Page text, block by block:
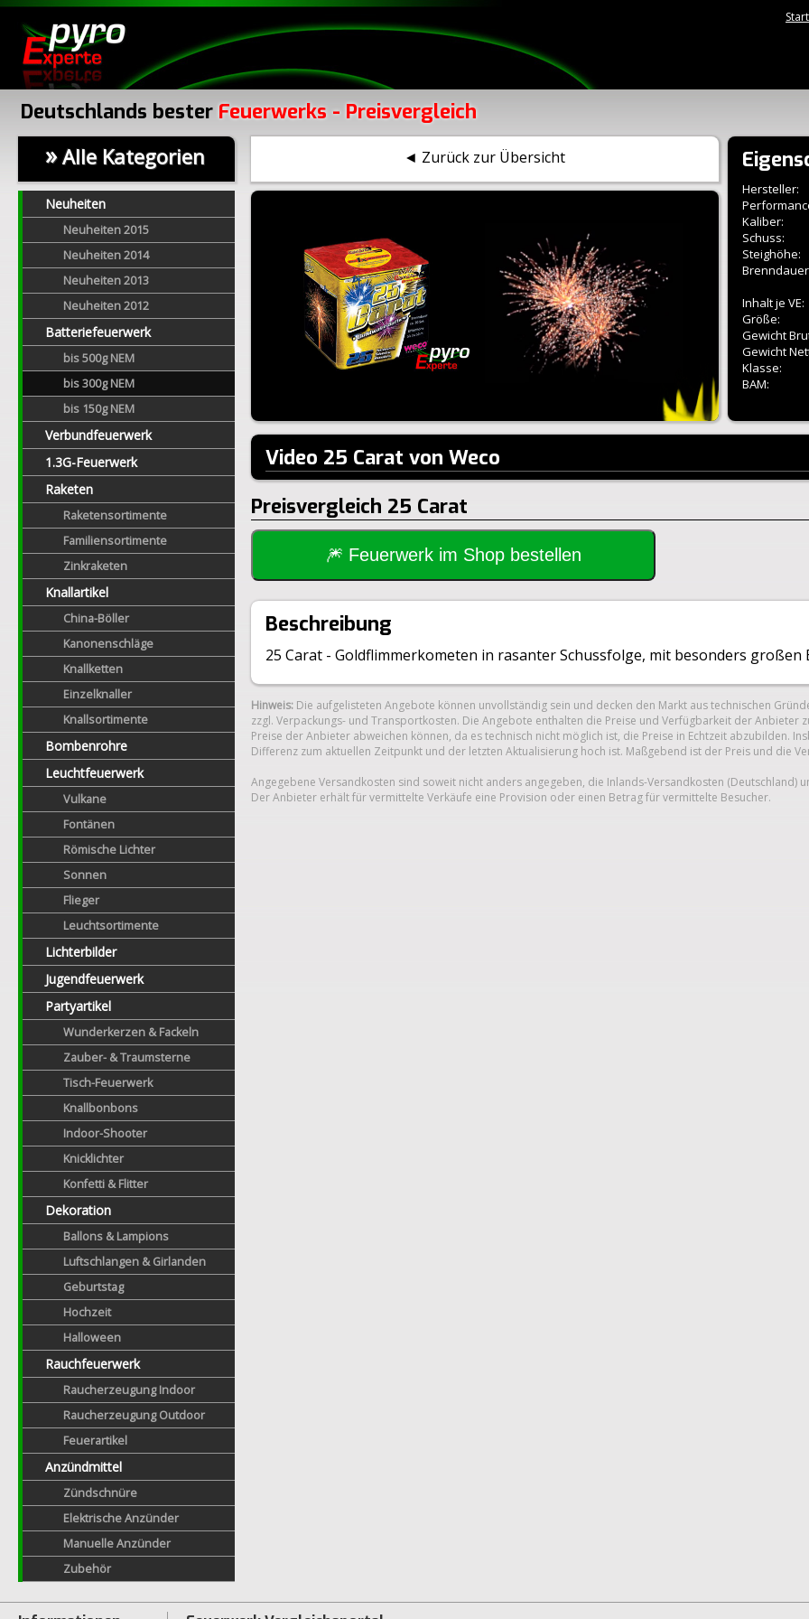
Deutschlands bester Feuerwerks - Preisvergleich
»Alle Kategorien
Neuheiten
Neuheiten 2015
Neuheiten 2014
Neuheiten 2013
Neuheiten 2012
Batteriefeuerwerk
bis 500g NEM
bis 300g NEM
bis 150g NEM
Verbundfeuerwerk
1.3G-Feuerwerk
Raketen
Raketensortimente
Familiensortimente
Zinkraketen
Knallartikel
China-Böller
Kanonenschläge
Knallketten
Einzelknaller
Knallsortimente
Bombenrohre
Leuchtfeuerwerk
Vulkane
Fontänen
Römische Lichter
Sonnen
Flieger
Leuchtsortimente
Lichterbilder
Jugendfeuerwerk
Partyartikel
Wunderkerzen & Fackeln
Zauber- & Traumsterne
Tisch-Feuerwerk
Knallbonbons
Indoor-Shooter
Knicklichter
Konfetti & Flitter
Dekoration
Ballons & Lampions
Luftschlangen & Girlanden
Geburtstag
Hochzeit
Halloween
Rauchfeuerwerk
Raucherzeugung Indoor
Raucherzeugung Outdoor
Feuerartikel
Anzündmittel
Zündschnüre
Elektrische Anzünder
Manuelle Anzünder
Zubehör
◄ Zurück zur Übersicht
Hersteller:
Kaliber:
Schuss:
Steighöhe:
Inhalt je VE:
Größe:
Gewicht
Gewicht
Klasse:
BAM:
Video 25 Carat von Weco
Preisvergleich 25 Carat
🎆 Feuerwerk im Shop bestellen
Beschreibung
25 Carat - Goldflimmerkometen in rasanter Schussfolge, mit besonders
Hinweis: Die aufgelisteten Angebote können unvollständig sein und decken den Markt aus technischen
zzgl. Verpackungs- und Transportkosten. Die Angebote enthalten die Preise und Verfügbarkeit der Anbieter
Preise der Anbieter abweichen können, da es technisch nicht möglich ist, die Preise in Echtzeit abzubilden.
Differenz zum aktuellen Zeitpunkt und der letzten Aktualisierung hoch ist. Maßgebend ist der Preis und die
Angegebene Versandkosten sind soweit nicht anders angegeben, die Inlands-Versandkosten (Deutschland)
Der Anbieter erhält für vermittelte Verkäufe eine Provision oder einen Betrag für vermittelte Besucher.